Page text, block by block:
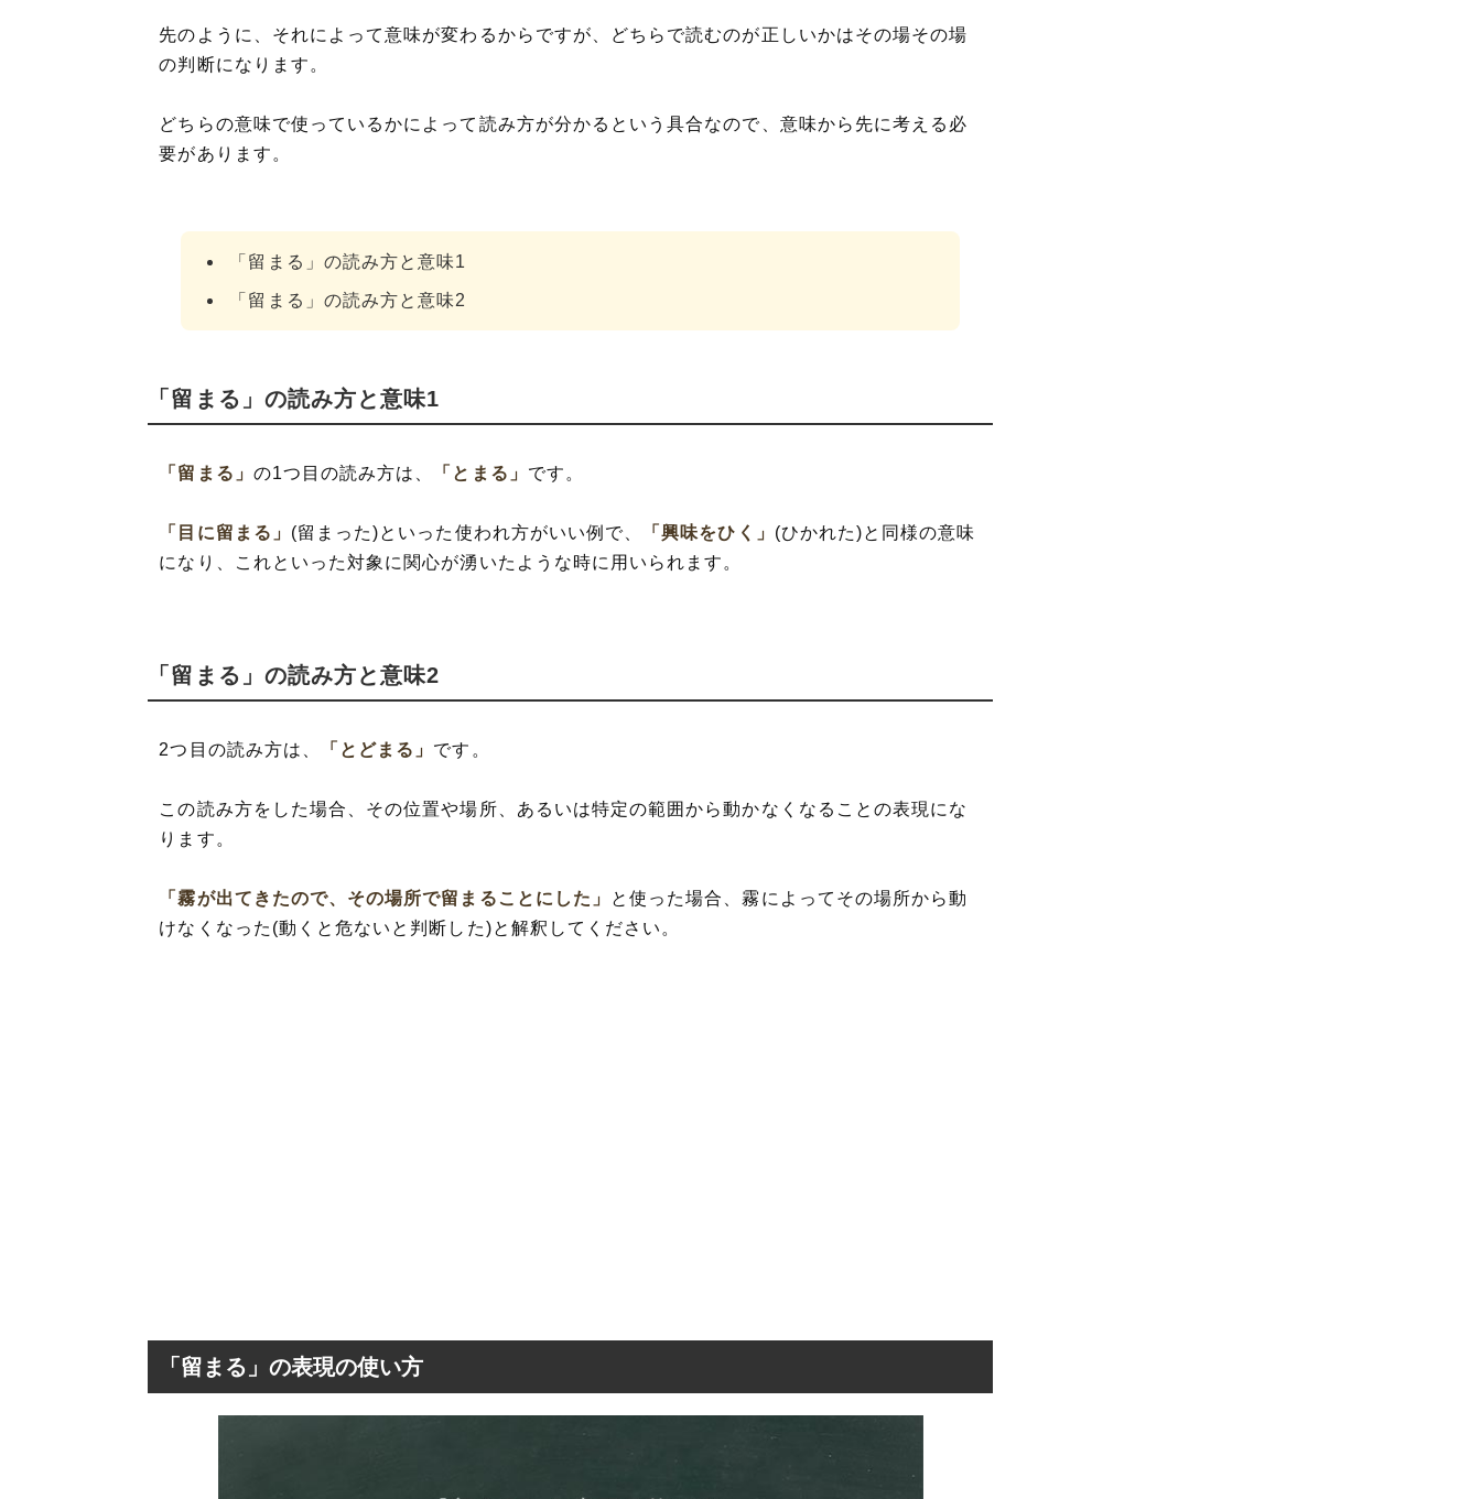
先のように、それによって意味が変わるからですが、どちらで読むのが正しいかはその場その場
の判断になります。
どちらの意味で使っているかによって読み方が分かるという具合なので、意味から先に考える必
要があります。
「留まる」の読み方と意味1
「留まる」の読み方と意味2
「留まる」の読み方と意味1
「留まる」 の1つ目の読み方は、 「とまる」 です。
「目に留まる」 (留まった)といった使われ方がいい例で、 「興味をひく」 (ひかれた)と同様の意味
になり、これといった対象に関心が湧いたような時に用いられます。
「留まる」の読み方と意味2
2つ目の読み方は、 「とどまる」 です。
この読み方をした場合、その位置や場所、あるいは特定の範囲から動かなくなることの表現にな
ります。
「霧が出てきたので、その場所で留まることにした」
と使った場合、霧によってその場所から動
けなくなった(動くと危ないと判断した)と解釈してください。
「留まる」の表現の使い方